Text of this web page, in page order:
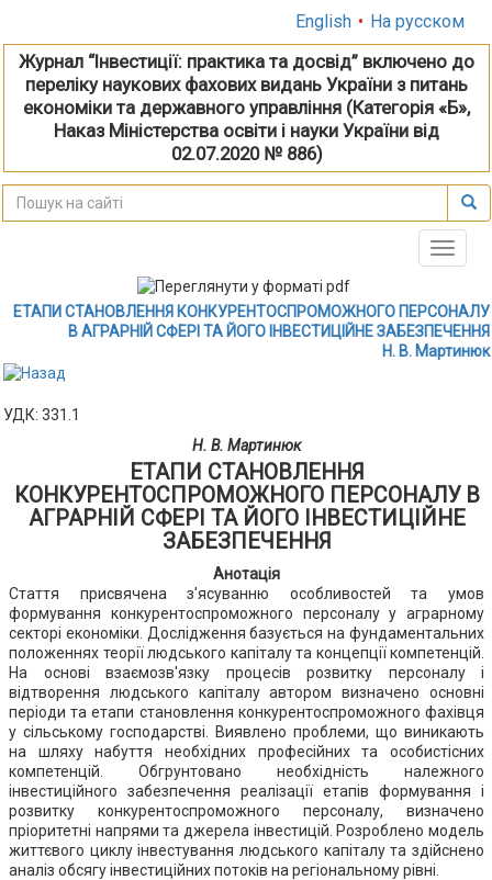
English • На русском
Журнал “Інвестиції: практика та досвід” включено до
переліку наукових фахових видань України з питань
економіки та державного управління (Категорія «Б»,
Наказ Міністерства освіти і науки України від
02.07.2020 № 886)
Toggle
ЕТАПИ СТАНОВЛЕННЯ КОНКУРЕНТОСПРОМОЖНОГО ПЕРСОНАЛУ
В АГРАРНІЙ СФЕРІ ТА ЙОГО ІНВЕСТИЦІЙНЕ ЗАБЕЗПЕЧЕННЯ
Н. В. Мартинюк
УДК: 331.1
Н. В. Мартинюк
ЕТАПИ СТАНОВЛЕННЯ
КОНКУРЕНТОСПРОМОЖНОГО ПЕРСОНАЛУ В
АГРАРНІЙ СФЕРІ ТА ЙОГО ІНВЕСТИЦІЙНЕ
ЗАБЕЗПЕЧЕННЯ
Анотація
Стаття присвячена з'ясуванню особливостей та умов
формування конкурентоспроможного персоналу у аграрному
секторі економіки. Дослідження базується на фундаментальних
положеннях теорії людського капіталу та концепції компетенцій.
На основі взаємозв'язку процесів розвитку персоналу і
відтворення людського капіталу автором визначено основні
періоди та етапи становлення конкурентоспроможного фахівця
у сільському господарстві. Виявлено проблеми, що виникають
на шляху набуття необхідних професійних та особистісних
компетенцій. Обгрунтовано необхідність належного
інвестиційного забезпечення реалізації етапів формування і
розвитку конкурентоспроможного персоналу, визначено
пріоритетні напрями та джерела інвестицій. Розроблено модель
життєвого циклу інвестування людського капіталу та здійснено
аналіз обсягу інвестиційних потоків на регіональному рівні.